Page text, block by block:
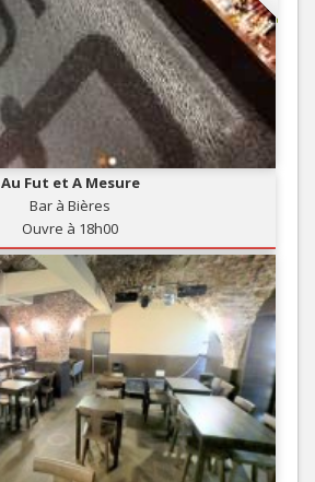
Au Fut et A Mesure
Bar à Bières
Ouvre à 18h00